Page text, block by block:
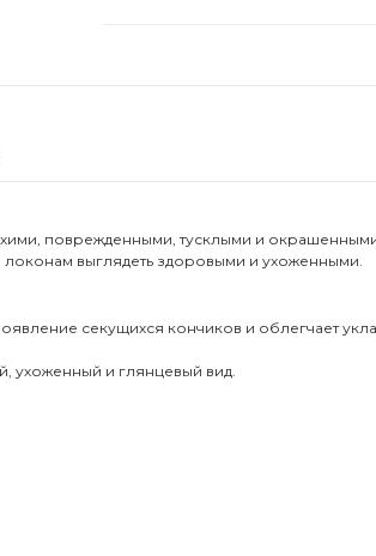
поврежденными, тусклыми и
выглядеть здоровыми и ухоженными.
секущихся кончиков и облегчает
ухоженный и глянцевый вид.